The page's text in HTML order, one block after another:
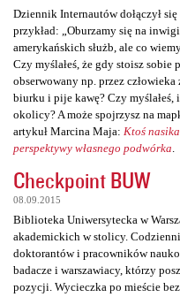
Dziennik Internautów dołączył
przykład: „Oburzamy się na
amerykańskich służb, ale co
Czy myślałeś, że gdy stoisz
obserwowany np. przez
biurku i pije kawę? Czy myślałeś,
okolicy? A może spojrzysz na
artykuł Marcina Maja: Ktoś
perspektywy własnego podwórka
Checkpoint BUW
08.09.2015
Biblioteka Uniwersytecka w
akademickich w stolicy.
doktorantów i pracowników
badacze i warszawiacy, którzy
pozycji. Wycieczka po mieście